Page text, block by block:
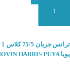
پویا NOVIN HARRIS PUYA